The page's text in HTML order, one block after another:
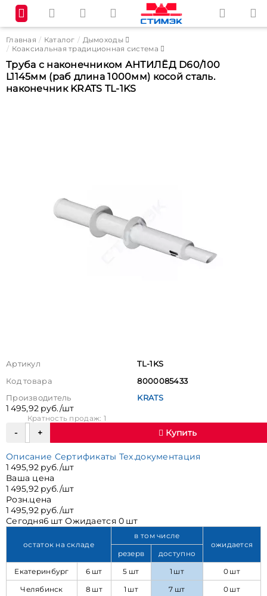
Главная Каталог
Дымоходы
Коаксиальная традиционная система
Труба с наконечником АНТИЛЁД D60/100
L1145мм (раб длина 1000мм) косой сталь.
наконечник KRATS TL-1KS
Артикул
TL-1KS
Код товара
8000085433
Производитель
KRATS
1 495,92 руб./шт
Кратность продаж: 1
Купить
Описание Сертификаты Тех.документация
1 495,92 руб./шт
Ваша цена
1 495,92 руб./шт
Розн.цена
1 495,92 руб./шт
Сегодня6 шт Ожидается 0 шт
остаток на складе
в том числе
ожидается
резерв
доступно
Екатеринбург
6 шт 5 шт 1 шт
0 шт
Челябинск
8 шт 1 шт 7 шт
0 шт